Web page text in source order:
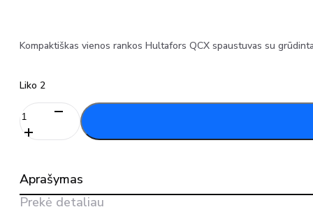
Kompaktiškas vienos rankos Hultafors QCX spaustuvas su
Liko 2
produkto
kiekis:
HULTAFORS
spaustuvas
Aprašymas
Prekė detaliau